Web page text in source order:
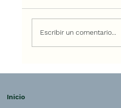
Verest
Escribir un comentario...
Inicio